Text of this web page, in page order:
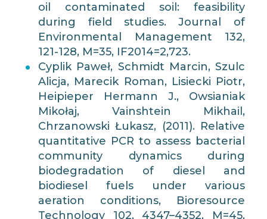
oil contaminated soil: feasibility
during field studies. Journal of
Environmental Management 132,
121-128, M=35, IF2014=2,723.
Cyplik Paweł, Schmidt Marcin, Szulc
Alicja, Marecik Roman, Lisiecki Piotr,
Heipieper Hermann J., Owsianiak
Mikołaj, Vainshtein Mikhail,
Chrzanowski Łukasz, (2011). Relative
quantitative PCR to assess bacterial
community dynamics during
biodegradation of diesel and
biodiesel fuels under various
aeration conditions, Bioresource
Technology 102, 4347–4352, M=45,